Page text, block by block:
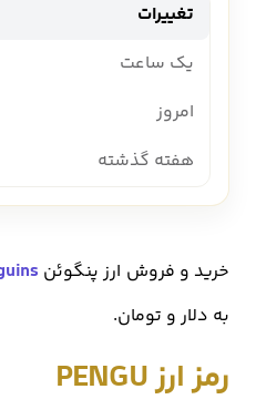
تغییرات
یک ساعت
امروز
هفته گذشته
خرید و فروش ارز پنگوئن
به دلار و تومان.
رمز ارز PENGU